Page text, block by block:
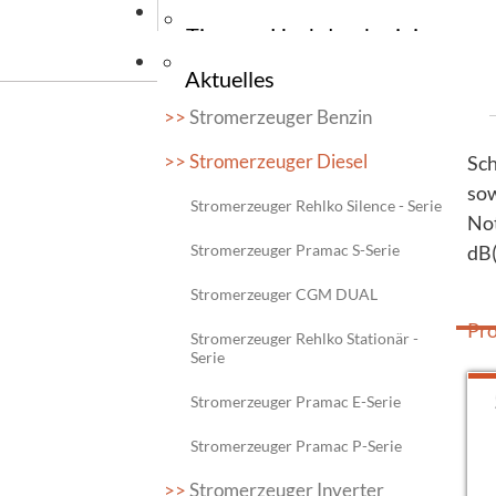
Ersatzteile
Tipps zu Hochdruckreiniger
Tipps zu Reinigungsmaschinen
Tipps zu Flurfördergeräte
Tipps zu Unkrautbekämpfung
Aktuelles
Jobs
Presse
Stromerzeuger Benzin
Stromerzeuger CGM Super Power
Stromerzeuger CGM CX Serie
Stromerzeuger CGM DUAL
Stromerzeuger Rehlko PerformXL
Stromerzeuger Pramac E Serie
Stromerzeuger Pramac P Serie
Stromerzeuger Pramac ES Serie
Stromerzeuger Rehlko Intens Serie
Stromerzeuger Diesel
Stromerzeuger Rehlko Silence - Serie
Stromerzeuger Pramac S-Serie
Stromerzeuger CGM DUAL
Stromerzeuger Rehlko Stationär -
Serie
Stromerzeuger Pramac E-Serie
Stromerzeuger Pramac P-Serie
Stromerzeuger Inverter